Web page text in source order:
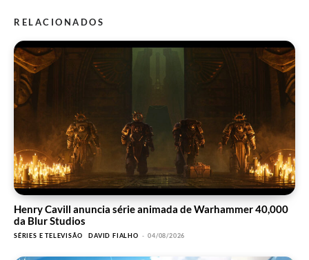
RELACIONADOS
Henry Cavill anuncia série animada de Warhammer 40,000
da Blur Studios
SÉRIES E TELEVISÃO DAVID FIALHO - 04/08/2026